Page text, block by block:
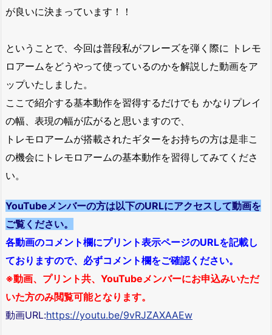
が良いに決まっています！！
ということで、今回は普段私がフレーズを弾く際に トレモ
ロアームをどうやって使っているのかを解説した動画をア
ップいたしました。
ここで紹介する基本動作を習得するだけでも かなりプレイ
の幅、表現の幅が広がると思いますので、
トレモロアームが搭載されたギターをお持ちの方は是非こ
の機会にトレモロアームの基本動作を習得してみてくださ
い。
YouTubeメンバーの方は以下のURLにアクセスして動画を
ご覧ください。
各動画のコメント欄にプリント表示ページのURLを記載し
ておりますので、必ずコメント欄をご確認ください。
※動画、プリント共、YouTubeメンバーにお申込みいただ
いた方のみ閲覧可能となります。
動画URL:https://youtu.be/9vRJZAXAAEw